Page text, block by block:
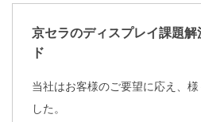
京セラのディスプレイ課題
ド
当社はお客様のご要望に応え、
した。